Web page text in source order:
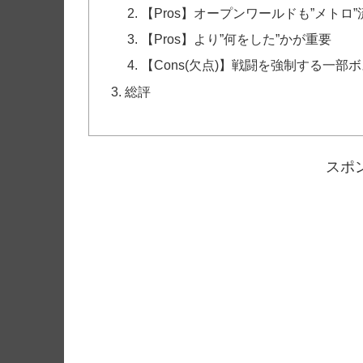
【Pros】オープンワールドも”メトロ”
【Pros】より”何をした”かが重要
【Cons(欠点)】戦闘を強制する一部
総評
スポ